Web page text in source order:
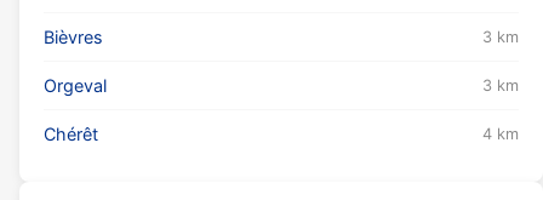
Bièvres 3 km
Orgeval 3 km
Chérêt 4 km